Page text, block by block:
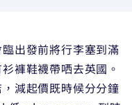
出發前將行李塞到滿
褲鞋襪帶哂去英國。
減起價既時候分分鐘